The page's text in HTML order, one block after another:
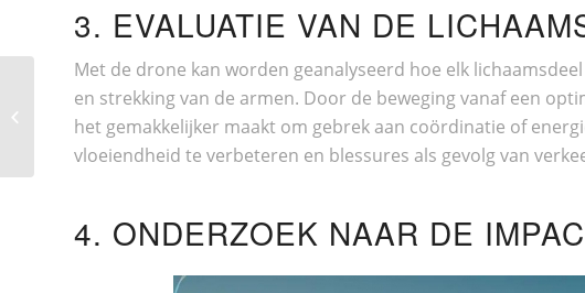
3. EVALUATIE VAN DE
Met de drone kan worden geanalyseerd hoe elk
en strekking van de armen. Door de beweging vanaf een
het gemakkelijker maakt om gebrek aan coördinatie of
vloeiendheid te verbeteren en blessures als gevolg van
4. ONDERZOEK NAAR DE
HET MEEST VIRALE RECEPT VOOR
ZOETE KASTANJECRÈME